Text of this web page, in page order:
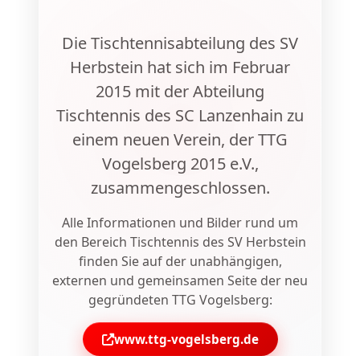
Die Tischtennisabteilung des SV
Herbstein hat sich im Februar
2015 mit der Abteilung
Tischtennis des SC Lanzenhain zu
einem neuen Verein, der TTG
Vogelsberg 2015 e.V.,
zusammengeschlossen.
Alle Informationen und Bilder rund um
den Bereich Tischtennis des SV Herbstein
finden Sie auf der unabhängigen,
externen und gemeinsamen Seite der neu
gegründeten TTG Vogelsberg:
www.ttg-vogelsberg.de